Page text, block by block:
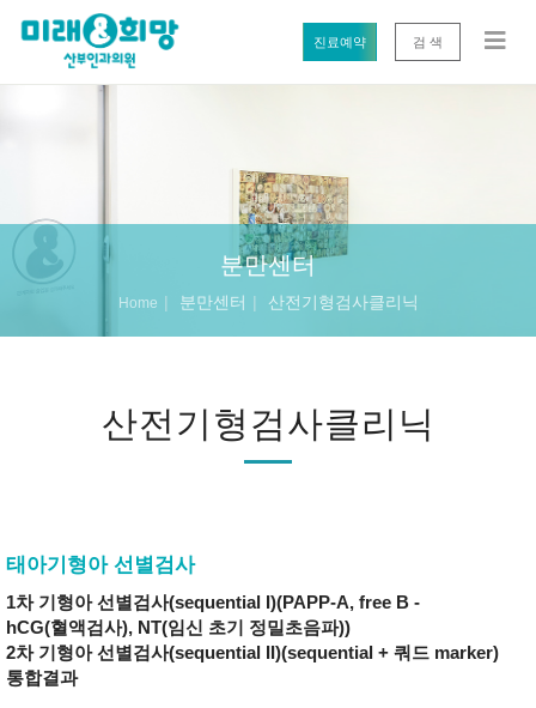
진료예약 검 색
분만센터
Home 분만센터 산전기형검사클리닉
산전기형검사클리닉
태아기형아 선별검사
1차 기형아 선별검사(sequential I)(PAPP-A, free B -
hCG(혈액검사), NT(임신 초기 정밀초음파))
2차 기형아 선별검사(sequential II)(sequential + 쿼드 marker)
통합결과